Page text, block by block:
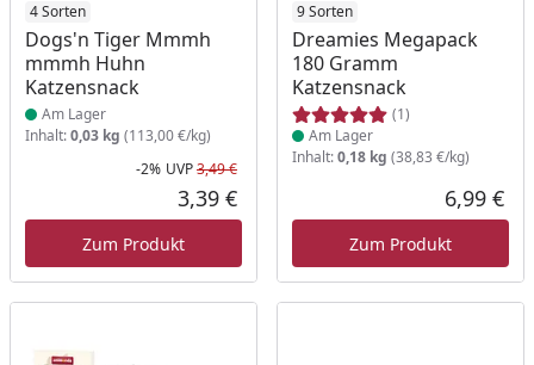
4 Sorten
Dogs'n Tiger Mmmh
mmmh Huhn
Katzensnack
Produkt am Lager
Am Lager
Inhalt:0,03 kg (113,00 €/kg)
Rabatt in Prozent
-2%
Ursprünglicher Preis
UVP3,49 €
Aktueller Preis
3,39 €
Zum Produkt
9 Sorten
Dreamies Megapack
180 Gramm
Katzensnack
(1)
Produkt am Lager
Am Lager
Inhalt:0,18 kg (38,83 €/kg)
6,99 €
Zum Produkt